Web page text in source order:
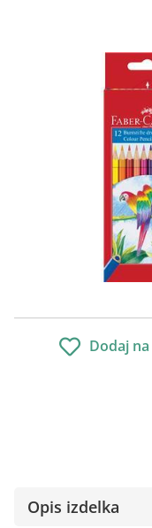
Dodaj
Opis izdelka